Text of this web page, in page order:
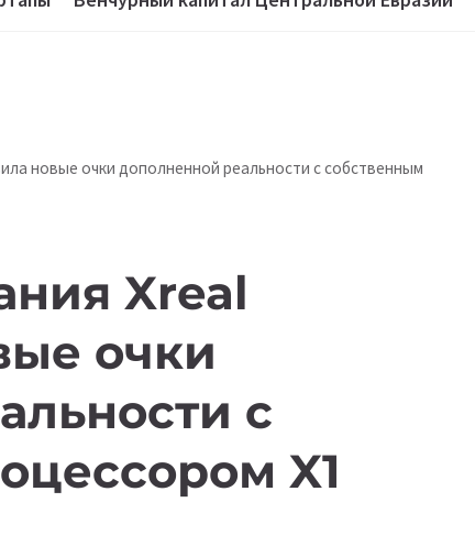
новые очки дополненной реальности с собственным
Xreal
очки
с
X1